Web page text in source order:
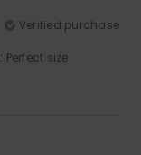
Verified purchase
: Perfect size